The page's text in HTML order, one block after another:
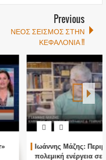
Previous
ΝΕΟΣ ΣΕΙΣΜΟΣ ΣΤΗΝ
ΚΕΦΑΛΟΝΙΑ !!
Τα κάνουν όλα όπως θέλουν
κι όποτε θέλουν.....